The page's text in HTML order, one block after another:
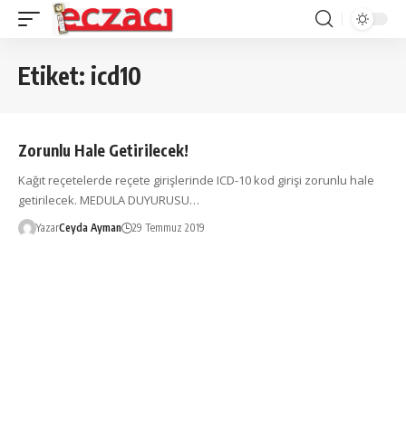
Etiket: icd10
Zorunlu Hale Getirilecek!
Kağıt reçetelerde reçete girişlerinde ICD-10 kod girişi zorunlu hale
getirilecek. MEDULA DUYURUSU…
YazarCeyda Ayman 29 Temmuz 2019